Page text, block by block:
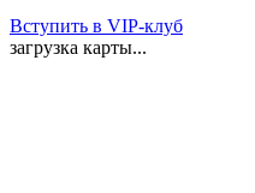
Вступить в VIP-клуб
загрузка карты...